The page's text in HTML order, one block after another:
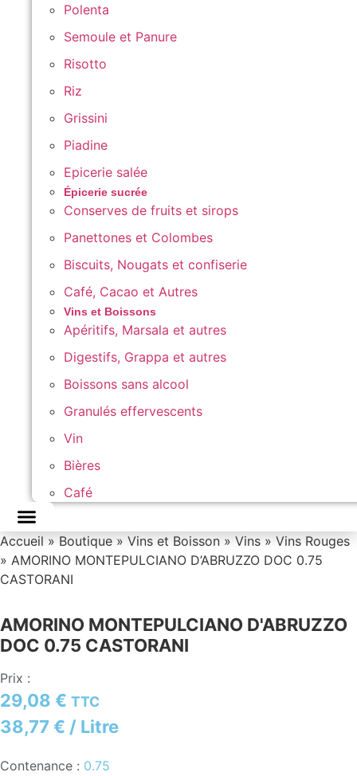
Polenta
Semoule et Panure
Risotto
Riz
Grissini
Piadine
Epicerie salée
Épicerie sucrée
Conserves de fruits et sirops
Panettones et Colombes
Biscuits, Nougats et confiserie
Café, Cacao et Autres
Vins et Boissons
Apéritifs, Marsala et autres
Digestifs, Grappa et autres
Boissons sans alcool
Granulés effervescents
Vin
Bières
Café
Accueil » Boutique » Vins et Boisson » Vins » Vins Rouges
» AMORINO MONTEPULCIANO D’ABRUZZO DOC 0.75
CASTORANI
AMORINO MONTEPULCIANO D'ABRUZZO
DOC 0.75 CASTORANI
Prix :
29,08 € TTC
38,77 € / Litre
Contenance : 0.75